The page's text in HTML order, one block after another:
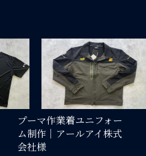
プーマ作業着ユニフォー
ム制作｜アールアイ株式
会社様